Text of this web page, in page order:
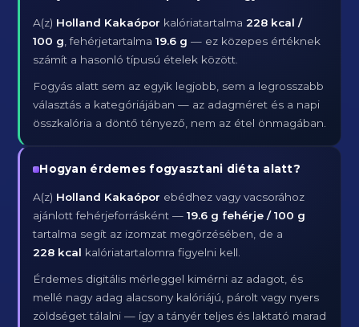
A(z) Holland Kakaópor kalóriatartalma228 kcal /
100 g , fehérjetartalma19.6 g — ez közepes értéknek
számít a hasonló típusú ételek között.
Fogyás alatt sem az egyik legjobb, sem a legrosszabb
választás a kategóriájában — az adagméret és a napi
összkalória a döntő tényező, nem az étel önmagában.
Hogyan érdemes fogyasztani diéta alatt?
A(z) Holland Kakaópor ebédhez vagy vacsorához
ajánlott fehérjeforrásként —19.6 g fehérje / 100 g
tartalma segít az izomzat megőrzésében, de a
228 kcal kalóriatartalomra figyelni kell.
Érdemes digitális mérleggel kimérni az adagot, és
mellé nagy adag alacsony kalóriájú, párolt vagy nyers
zöldséget tálalni — így a tányér teljes és laktató marad